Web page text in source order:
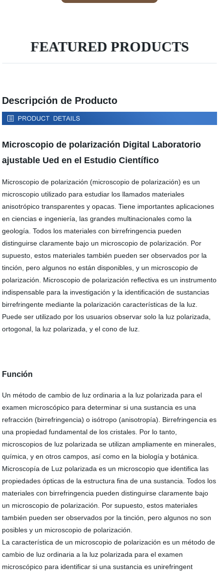
FEATURED PRODUCTS
Descripción de Producto
Microscopio de polarización Digital Laboratorio
ajustable Ued en el Estudio Científico
Microscopio de polarización (microscopio de polarización) es un
microscopio utilizado para estudiar los llamados materiales
anisotrópico transparentes y opacas. Tiene importantes aplicaciones
en ciencias e ingeniería, las grandes multinacionales como la
geología. Todos los materiales con birrefringencia pueden
distinguirse claramente bajo un microscopio de polarización. Por
supuesto, estos materiales también pueden ser observados por la
tinción, pero algunos no están disponibles, y un microscopio de
polarización. Microscopio de polarización reflectiva es un instrumento
indispensable para la investigación y la identificación de sustancias
birrefringente mediante la polarización características de la luz.
Puede ser utilizado por los usuarios observar solo la luz polarizada,
ortogonal, la luz polarizada, y el cono de luz.
Función
Un método de cambio de luz ordinaria a la luz polarizada para el
examen microscópico para determinar si una sustancia es una
refracción (birrefringencia) o isótropo (anisotropía). Birrefringencia es
una propiedad fundamental de los cristales. Por lo tanto,
microscopios de luz polarizada se utilizan ampliamente en minerales,
química, y en otros campos, así como en la biología y botánica.
Microscopía de Luz polarizada es un microscopio que identifica las
propiedades ópticas de la estructura fina de una sustancia. Todos los
materiales con birrefringencia pueden distinguirse claramente bajo
un microscopio de polarización. Por supuesto, estos materiales
también pueden ser observados por la tinción, pero algunos no son
posibles y un microscopio de polarización.
La característica de un microscopio de polarización es un método de
cambio de luz ordinaria a la luz polarizada para el examen
microscópico para identificar si una sustancia es unirefringent